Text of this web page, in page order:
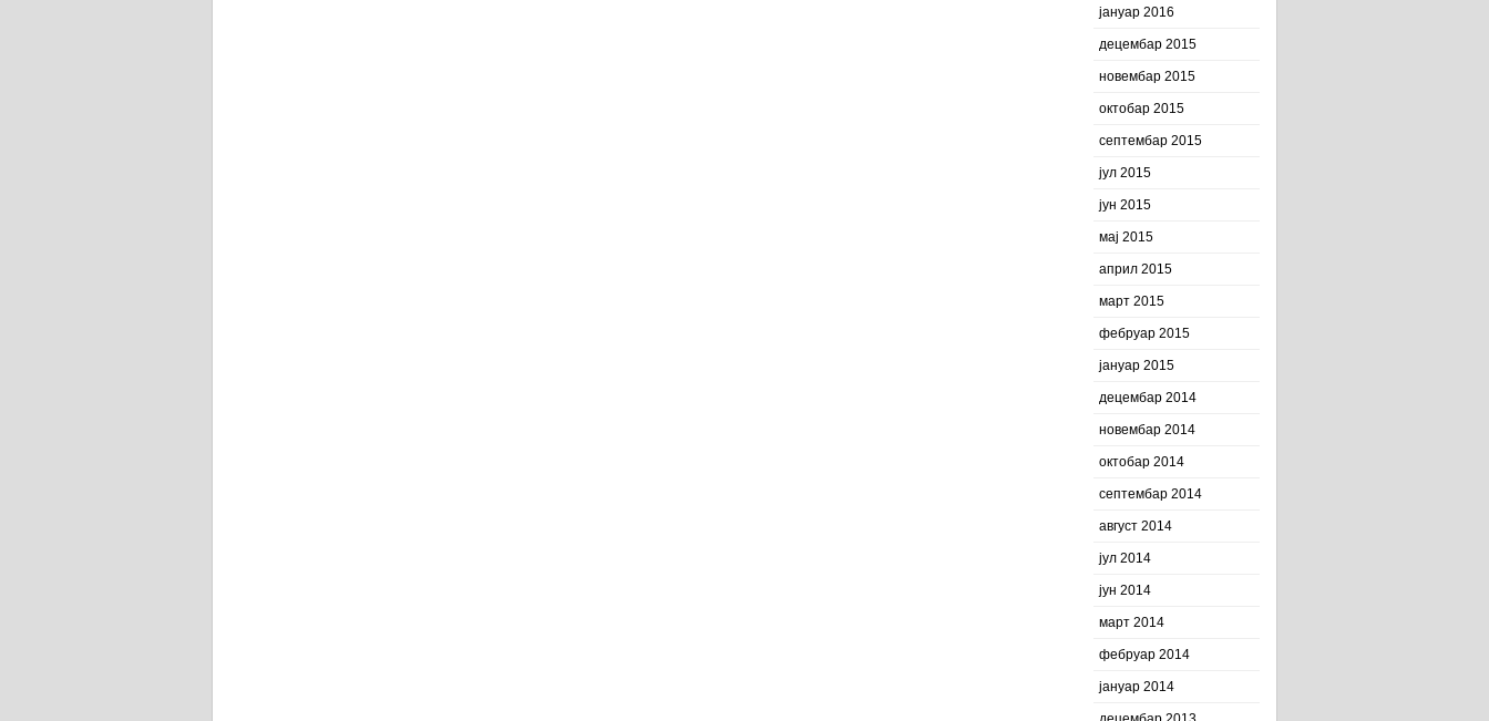
јануар 2016
децембар 2015
новембар 2015
октобар 2015
септембар 2015
јул 2015
јун 2015
мај 2015
април 2015
март 2015
фебруар 2015
јануар 2015
децембар 2014
новембар 2014
октобар 2014
септембар 2014
август 2014
јул 2014
јун 2014
март 2014
фебруар 2014
јануар 2014